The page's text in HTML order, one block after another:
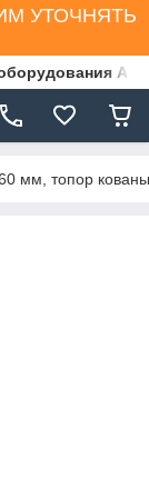
УТОЧНЯТЬ
мм, топор